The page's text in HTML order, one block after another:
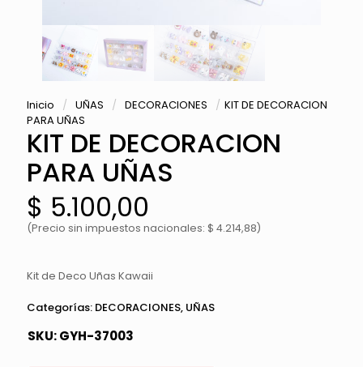
Inicio / UÑAS / DECORACIONES / KIT DE DECORACION
PARA UÑAS
KIT DE DECORACION
PARA UÑAS
$ 5.100,00
(Precio sin impuestos nacionales: $ 4.214,88)
Kit de Deco Uñas Kawaii
Categorías: DECORACIONES, UÑAS
SKU:GYH-37003